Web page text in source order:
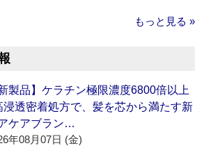
もっと見る »
新製品】ケラチン極限濃度6800倍以上
浸透密着処方で、髪を芯から満たす新
ケアブラン…
年08月07日 (金)